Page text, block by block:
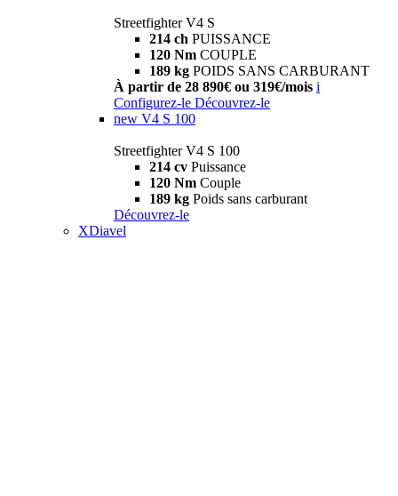
Streetfighter V4 S
214 ch PUISSANCE
120 Nm COUPLE
189 kg POIDS SANS CARBURANT
À partir de 28 890€ ou 319€/mois i
Configurez-le Découvrez-le
new V4 S 100
Streetfighter V4 S 100
214 cv Puissance
120 Nm Couple
189 kg Poids sans carburant
Découvrez-le
XDiavel